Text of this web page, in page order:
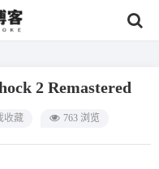
2 Remastered
收藏 763 浏览